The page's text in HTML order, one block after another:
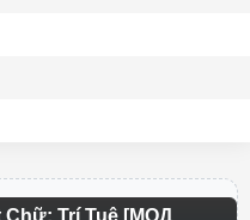
Chữ: Trí Tuệ [МОД